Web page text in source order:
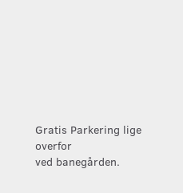
Gratis Parkering lige
overfor
ved banegården.